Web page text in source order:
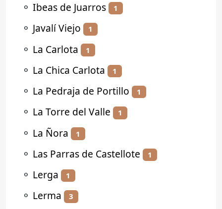
⚬ Ibeas de Juarros 1
⚬ Javalí Viejo 1
⚬ La Carlota 1
⚬ La Chica Carlota 1
⚬ La Pedraja de Portillo 1
⚬ La Torre del Valle 1
⚬ La Ñora 1
⚬ Las Parras de Castellote 1
⚬ Lerga 1
⚬ Lerma 3